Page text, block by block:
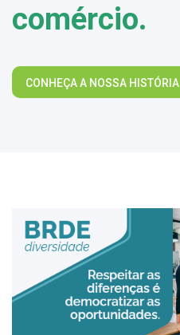
comércio.
CONHEÇA A NOSSA HISTÓRIA